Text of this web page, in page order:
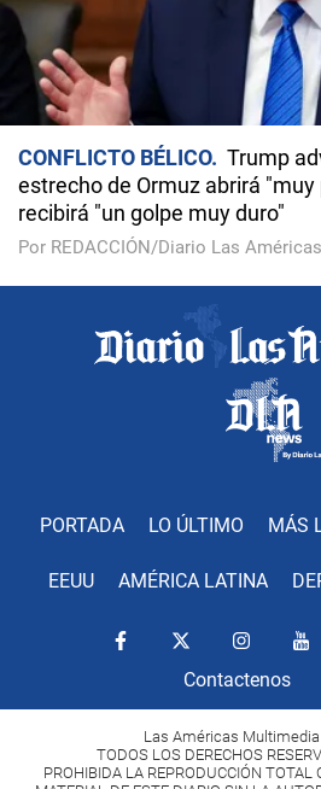
CONFLICTO BÉLICO
Trump
estrecho de Ormuz abrirá "muy
recibirá "un golpe muy duro"
Por REDACCIÓN/Diario Las Américas
PORTADA LO ÚLTIMO MÁS
EEUU AMÉRICA LATINA
Contactenos
Las Américas Multimedia
TODOS LOS DERECHOS
PROHIBIDA LA REPRODUCCIÓN TOTAL